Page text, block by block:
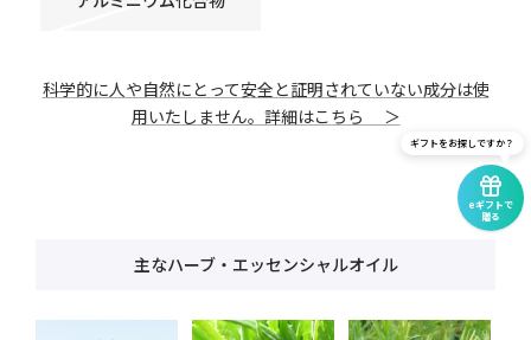
科学的に人や自然にとって安全と証明されていない成分は使
用いたしません。詳細はこちら ＞
主なハーブ・エッセンシャルオイル
eギフトで
贈る
ギフトをお探しですか？